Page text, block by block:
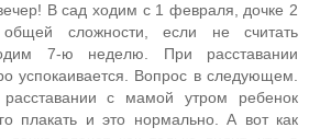
В сад ходим с 1 февраля, дочке 2
сложности, если не считать
7-ю неделю. При расставании
успокаивается. Вопрос в следующем.
с мамой утром ребенок
плакать и это нормально. А вот как